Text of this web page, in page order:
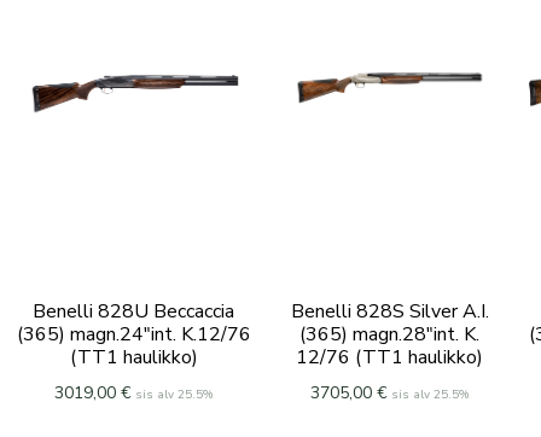
Benelli 828U Beccaccia
(365) magn.24″int. K.12/76
(TT1 haulikko)
3019,00 € sis alv 25.5%
Benelli 828S Silver A.I.
(365) magn.28″int. K.
12/76 (TT1 haulikko)
3705,00 € sis alv 25.5%